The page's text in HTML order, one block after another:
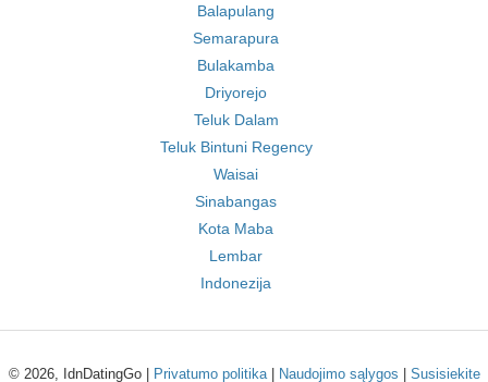
Balapulang
Semarapura
Bulakamba
Driyorejo
Teluk Dalam
Teluk Bintuni Regency
Waisai
Sinabangas
Kota Maba
Lembar
Indonezija
© 2026, IdnDatingGo | Privatumo politika| Naudojimo sąlygos Susisiekite